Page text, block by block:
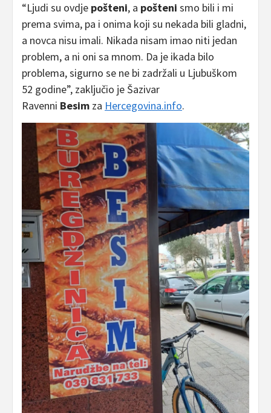
“Ljudi su ovdje pošteni, a pošteni smo bili i mi
prema svima, pa i onima koji su nekada bili gladni,
a novca nisu imali. Nikada nisam imao niti jedan
problem, a ni oni sa mnom. Da je ikada bilo
problema, sigurno se ne bi zadržali u Ljubuškom
52 godine”, zaključio je Šazivar
Ravenni Besim za Hercegovina.info.